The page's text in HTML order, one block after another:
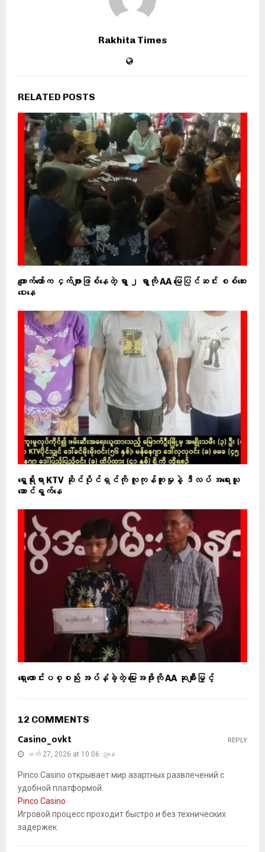
Rakhita Times
RELATED POSTS
ကျောက်တော်က ငှက်ဖျားဖြစ်နေတဲ့ ရွာ ၂ ရွာကို AA မြေပြင်ဆင်း စစ်‌ဆေး
ပေးနေ
ရွှေရိုးရာ KTV ဆိုင်ပိုင်ရှင်ကို လူကုန်ကူးမှုနဲ့ ဒီလပ် အရေးယူ
ဆောင်ရွက်နေ
ရှေးဟောင်းပစ္စည်း အပ်နှံခဲ့တဲ့ မြေးအဖိုးကို AA ဆုချီးမြှင့်
12 COMMENTS
Casino_ovkt
မတ် 27, 2026 at 10:06 ညနေ
Pinco Casino открывает мир азартных развлечений с
удобной платформой.
Pinco Casino
Игровой процесс проходит быстро и без технических
задержек.
REPLY